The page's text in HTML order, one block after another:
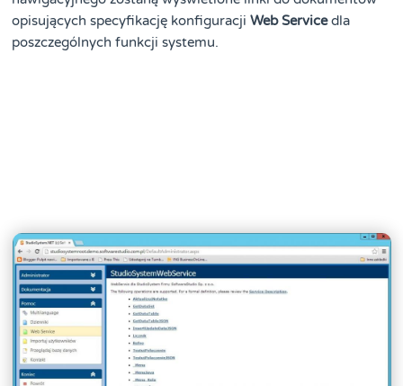
opisujących specyfikację konfiguracjiWeb Servicedla
poszczególnych funkcji systemu.